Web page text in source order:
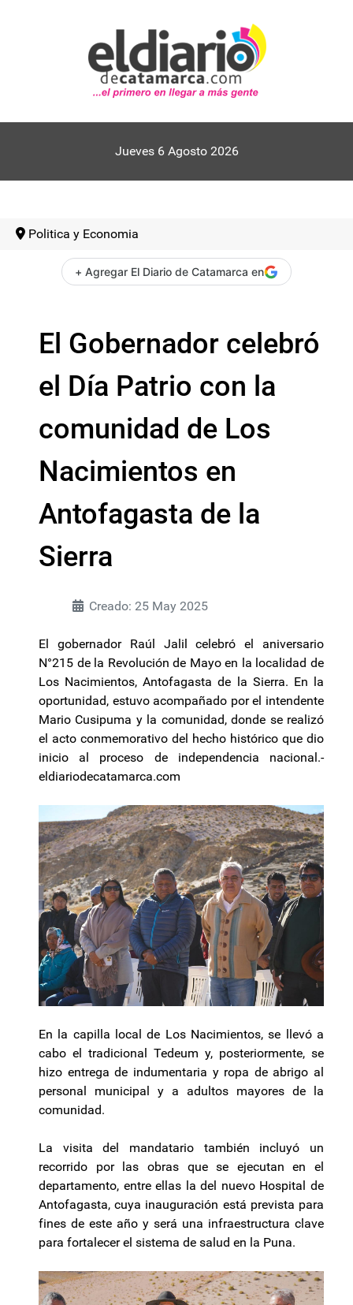
Jueves 6 Agosto 2026
Politica y Economia
+ Agregar El Diario de Catamarca en
El Gobernador celebró
el Día Patrio con la
comunidad de Los
Nacimientos en
Antofagasta de la
Sierra
Creado: 25 May 2025
El gobernador Raúl Jalil celebró el aniversario
N°215 de la Revolución de Mayo en la localidad de
Los Nacimientos, Antofagasta de la Sierra. En la
oportunidad, estuvo acompañado por el intendente
Mario Cusipuma y la comunidad, donde se realizó
el acto conmemorativo del hecho histórico que dio
inicio al proceso de independencia nacional.-
eldiariodecatamarca.com
En la capilla local de Los Nacimientos, se llevó a
cabo el tradicional Tedeum y, posteriormente, se
hizo entrega de indumentaria y ropa de abrigo al
personal municipal y a adultos mayores de la
comunidad.
La visita del mandatario también incluyó un
recorrido por las obras que se ejecutan en el
departamento, entre ellas la del nuevo Hospital de
Antofagasta, cuya inauguración está prevista para
fines de este año y será una infraestructura clave
para fortalecer el sistema de salud en la Puna.